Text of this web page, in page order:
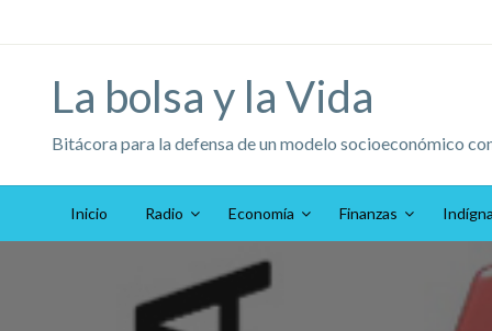
al
La bolsa y la Vida
Bitácora para la defensa de un modelo socioeconómico
Inicio Radio Economía Finanzas